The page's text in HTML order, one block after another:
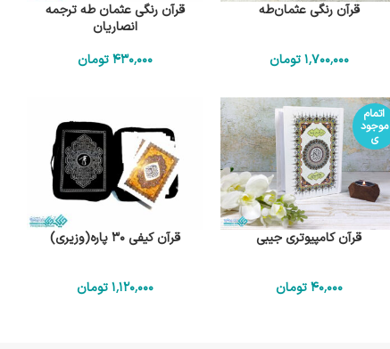
قرآن رنگی عثمان‌طه
1٬700٬000 تومان
قرآن رنگی عثمان طه ترجمه
انصاریان
430٬000 تومان
اتمام
موجود
ی
قرآن کامپیوتری جیبی
40٬000 تومان
قرآن کیفی 30 پاره(وزیری)
1٬120٬000 تومان